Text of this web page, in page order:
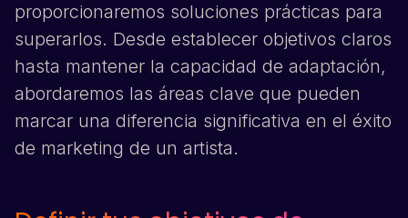
proporcionaremos soluciones prácticas para
superarlos. Desde establecer objetivos claros
hasta mantener la capacidad de adaptación,
abordaremos las áreas clave que pueden
marcar una diferencia significativa en el éxito
de marketing de un artista.